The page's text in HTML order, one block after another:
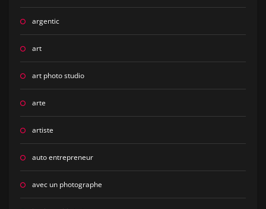
argentic
art
art photo studio
arte
artiste
auto entrepreneur
avec un photographe